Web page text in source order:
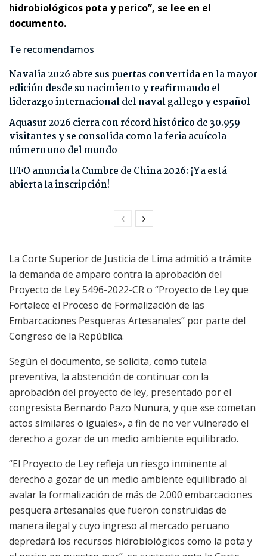
hidrobiológicos pota y perico”, se lee en el
documento.
Te recomendamos
Navalia 2026 abre sus puertas convertida en la mayor
edición desde su nacimiento y reafirmando el
liderazgo internacional del naval gallego y español
Aquasur 2026 cierra con récord histórico de 30.959
visitantes y se consolida como la feria acuícola
número uno del mundo
IFFO anuncia la Cumbre de China 2026: ¡Ya está
abierta la inscripción!
La Corte Superior de Justicia de Lima admitió a trámite
la demanda de amparo contra la aprobación del
Proyecto de Ley 5496-2022-CR o “Proyecto de Ley que
Fortalece el Proceso de Formalización de las
Embarcaciones Pesqueras Artesanales” por parte del
Congreso de la República.
Según el documento, se solicita, como tutela
preventiva, la abstención de continuar con la
aprobación del proyecto de ley, presentado por el
congresista Bernardo Pazo Nunura, y que «se cometan
actos similares o iguales», a fin de no ver vulnerado el
derecho a gozar de un medio ambiente equilibrado.
“El Proyecto de Ley refleja un riesgo inminente al
derecho a gozar de un medio ambiente equilibrado al
avalar la formalización de más de 2.000 embarcaciones
pesquera artesanales que fueron construidas de
manera ilegal y cuyo ingreso al mercado peruano
depredará los recursos hidrobiológicos como la pota y